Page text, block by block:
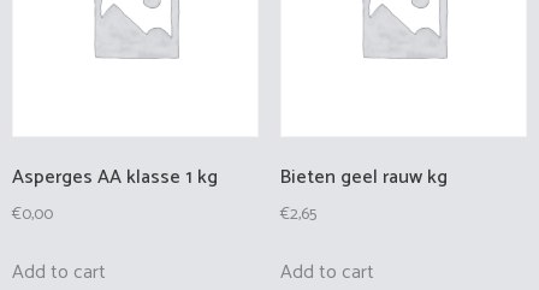
Asperges AA klasse 1 kg
€0,00
Add to cart
Bieten geel rauw kg
€2,65
Add to cart